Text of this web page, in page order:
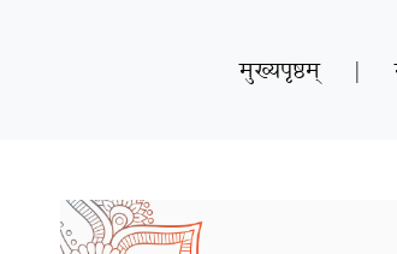
मुख्यपृष्ठम् |